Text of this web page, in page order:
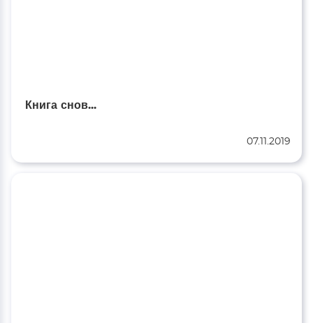
Книга снов...
07.11.2019